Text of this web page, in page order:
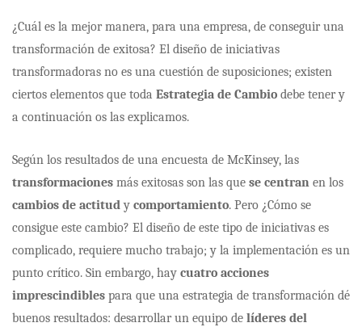
¿Cuál es la mejor manera, para una empresa, de conseguir una
transformación de exitosa? El diseño de iniciativas
transformadoras no es una cuestión de suposiciones; existen
ciertos elementos que toda Estrategia de Cambio debe tener y
a continuación os las explicamos.
Según los resultados de una encuesta de McKinsey, las
transformaciones más exitosas son las que se centran en los
cambios de actitudy comportamiento. Pero ¿Cómo se
consigue este cambio? El diseño de este tipo de iniciativas es
complicado, requiere mucho trabajo; y la implementación es un
punto crítico. Sin embargo, hay cuatro acciones
imprescindibles para que una estrategia de transformación dé
buenos resultados: desarrollar un equipo de líderes del